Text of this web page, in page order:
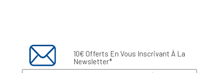
10€ Offerts En Vous Inscrivant À La
Newsletter*